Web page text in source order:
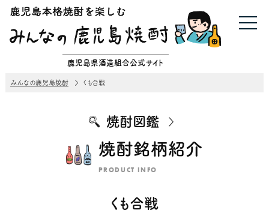
鹿児島県酒造組合公式サイト
みんなの鹿児島焼酎 くも合戦
焼酎図鑑
焼酎銘柄紹介
PRODUCT INFO
くも合戦